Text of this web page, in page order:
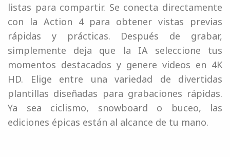
listas para compartir. Se conecta directamente
con la Action 4 para obtener vistas previas
rápidas y prácticas. Después de grabar,
simplemente deja que la IA seleccione tus
momentos destacados y genere videos en 4K
HD. Elige entre una variedad de divertidas
plantillas diseñadas para grabaciones rápidas.
Ya sea ciclismo, snowboard o buceo, las
ediciones épicas están al alcance de tu mano.